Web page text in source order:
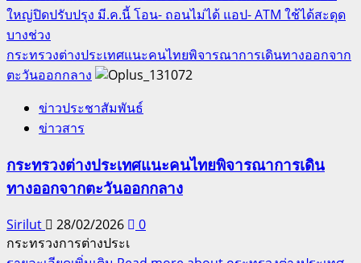
ใหญ่ปิดปรับปรุง มี.ค.นี้ โอน- ถอนไม่ได้ แอป- ATM ใช้ได้สะดุด
บางช่วง
กระทรวงต่างประเทศแนะคนไทยพิจารณาการเดินทางออกจาก
ตะวันออกกลาง
ข่าวประชาสัมพันธ์
ข่าวสาร
กระทรวงต่างประเทศแนะคนไทยพิจารณาการเดิน
ทางออกจากตะวันออกกลาง
Sirilut 28/02/2026
0
กระทรวงการต่างประเ